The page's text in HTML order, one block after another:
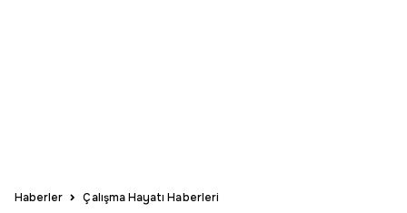
Haberler Çalışma Hayatı Haberleri